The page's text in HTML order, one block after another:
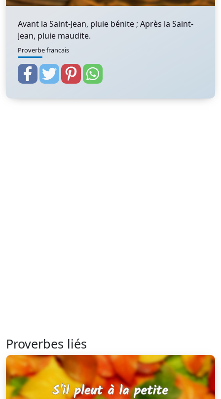
Avant la Saint-Jean, pluie bénite ; Après la Saint-
Jean, pluie maudite.
Proverbe francais
Proverbes liés